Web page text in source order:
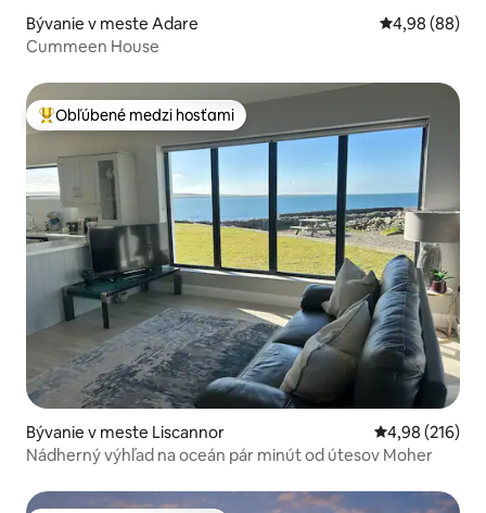
Bývanie v meste Adare Priemerné
4,98 (88)
Cummeen House
Najobľúbenejšie medzi hosťami
Obľúbené medzi hosťami
Bývanie v meste Liscannor Priemerné
4,98 (216)
Nádherný výhľad na oceán pár minút od útesov Moher